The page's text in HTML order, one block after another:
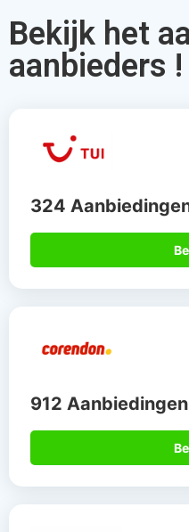
Bekijk het
aanbieders !
324
912 Aanbiedingen